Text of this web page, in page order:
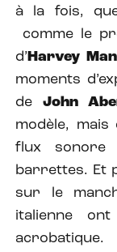
à la fois,
comme le
d’ Harvey
moments
de John
modèle,
flux
barrettes. Et
sur le
italienne
acrobatique.